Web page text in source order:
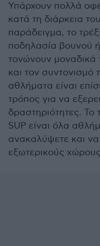
Υπάρχουν πολλά
κατά τη διάρκεια
παράδειγμα, το
ποδηλασία βουνού
τονώνουν μοναδικά
και τον συντονισμό
αθλήματα είναι
τρόπος για να
δραστηριότητες. Το
SUP είναι όλα
ανακαλύψετε και
εξωτερικούς